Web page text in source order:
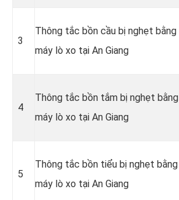
3
Thông tắc bồn cầu bị nghẹt bằng
máy lò xo tại An Giang
4
Thông tắc bồn tắm bị nghẹt bằng
máy lò xo tại An Giang
5
Thông tắc bồn tiểu bị nghẹt bằng
máy lò xo tại An Giang